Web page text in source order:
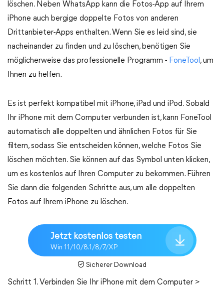
löschen. Neben WhatsApp kann die Fotos-App auf Ihrem
iPhone auch bergige doppelte Fotos von anderen
Drittanbieter-Apps enthalten. Wenn Sie es leid sind, sie
nacheinander zu finden und zu löschen, benötigen Sie
möglicherweise das professionelle Programm - FoneTool , um
Ihnen zu helfen.
Es ist perfekt kompatibel mit iPhone, iPad und iPod. Sobald
Ihr iPhone mit dem Computer verbunden ist, kann FoneTool
automatisch alle doppelten und ähnlichen Fotos für Sie
filtern, sodass Sie entscheiden können, welche Fotos Sie
löschen möchten. Sie können auf das Symbol unten klicken,
um es kostenlos auf Ihren Computer zu bekommen. Führen
Sie dann die folgenden Schritte aus, um alle doppelten
Fotos auf Ihrem iPhone zu löschen.
Jetzt kostenlos testen
Win 11/10/8.1/8/7/XP
Sicherer Download
Schritt 1. Verbinden Sie Ihr iPhone mit dem Computer >